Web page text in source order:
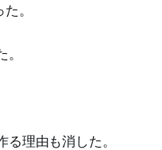
。
理由も消した。